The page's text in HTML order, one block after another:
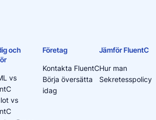
och
vs
vs
Företag
Kontakta FluentC
Börja översätta
idag
Jämför FluentC
Hur man
Sekretesspolicy